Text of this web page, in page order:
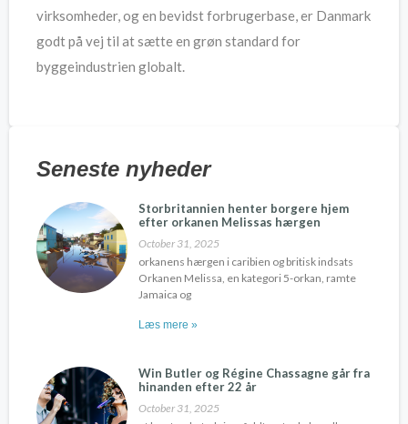
virksomheder, og en bevidst forbrugerbase, er Danmark
godt på vej til at sætte en grøn standard for
byggeindustrien globalt.
Seneste nyheder
Storbritannien henter borgere hjem
efter orkanen Melissas hærgen
October 31, 2025
orkanens hærgen i caribien og britisk indsats
Orkanen Melissa, en kategori 5-orkan, ramte
Jamaica og
Læs mere »
Win Butler og Régine Chassagne går fra
hinanden efter 22 år
October 31, 2025